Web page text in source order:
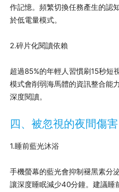
作記憶。頻繁切換任務產生的認
於低電量模式。
2.碎片化閱讀依賴
超過85%的年輕人習慣刷15秒短
模式會削弱海馬體的資訊整合能
深度閱讀。
四、被忽視的夜間傷害
1.睡前藍光沐浴
手機螢幕的藍光會抑制褪黑素分
讓深度睡眠減少40分鐘。建議睡